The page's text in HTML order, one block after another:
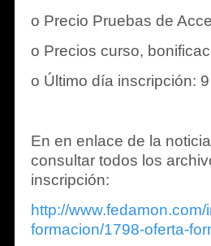
o Precio Pruebas de
o Precios curso,
o Último día inscripción:
En en enlace de la
consultar todos los
inscripción:
http://
formacion/1798-oferta-